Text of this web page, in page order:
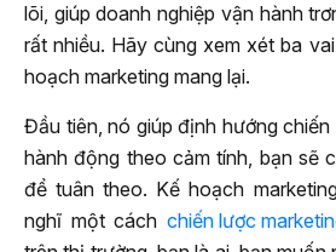
lõi, giúp doanh nghiệp vận hành
rất nhiều. Hãy cùng xem xét ba
hoạch marketing mang lại.
Đầu tiên, nó giúp định hướng
hành động theo cảm tính, bạn sẽ
để tuân theo. Kế hoạch
nghĩ một cách chiến lược